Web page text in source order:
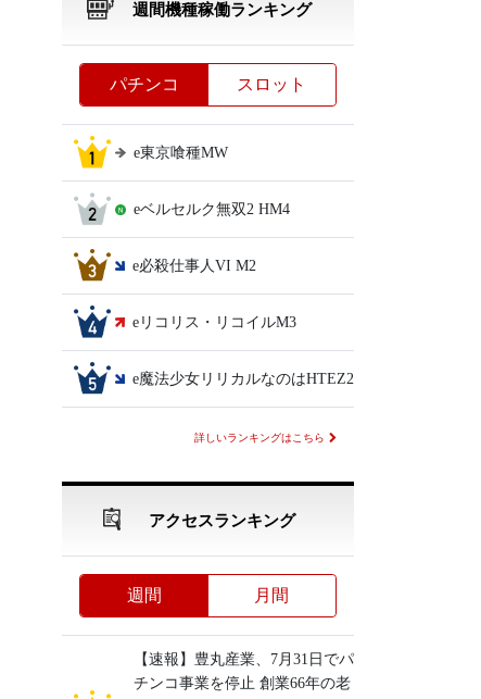
週間機種稼働ランキング
パチンコ スロット
e東京喰種MW
eベルセルク無双2 HM4
e必殺仕事人VI M2
eリコリス・リコイルM3
e魔法少女リリカルなのはHTEZ2
詳しいランキングはこちら
アクセスランキング
週間 月間
【速報】豊丸産業、7月31日でパ
チンコ事業を停止 創業66年の老